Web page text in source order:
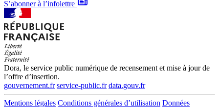
S’abonner à l’infolettre
Dora, le service public numérique de recensement et mise à jour de
l’offre d’insertion.
gouvernement.fr service-public.fr data.gouv.fr
Mentions légales Conditions générales d’utilisation Données